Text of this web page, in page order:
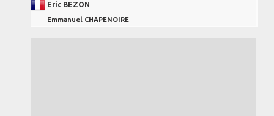
Eric BEZON
Emmanuel CHAPENOIRE